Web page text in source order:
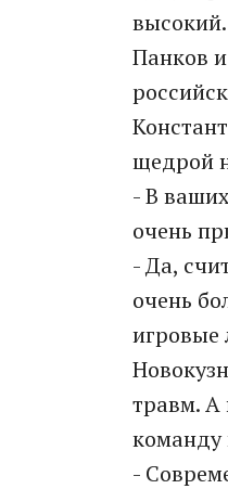
Панков
щедрой
- В
очень
- Да,
очень
игровые
травм. А
команду
-